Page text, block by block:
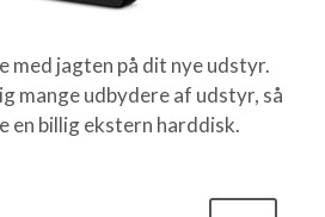
med jagten på dit nye udstyr.
mange udbydere af udstyr, så
en billig ekstern harddisk.